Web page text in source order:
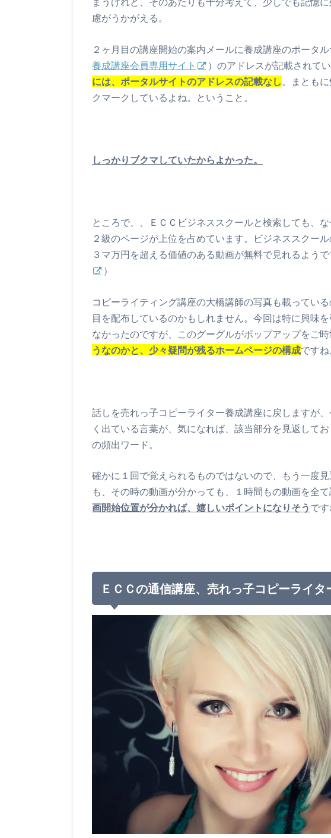
慮がうかがえる。
２ヶ月目の講座開始の案内メールに養成講座のポータ
養成講座会員専用サイト
）のアドレスが記載されてい
には、ポータルサイトのアドレスの記載なし
。まとも
クマークしているよね。ということ。
しっかりブクマしていたからよかった。
ところで、、ＥＣＣビジネススクールと検索しても、
２級のページが上位を占めています。ビジネススクー
３マ万円を超える価値のある動画が無料で見れるよう
）
コピーライティング講座の大橋講師の写真も載ってい
目を配布しているのかもしれません。今回は特に興味
なかったのですが、このグーグルがポップアップをご時
うなのかと、少々疑問が残るホームページの構成ですね
話しを売れっ子コピーライター養成講座に戻しますが
く出ている言葉が、気になれば、該当部分を見返して
の頻出ワード。
確かに１回で覚えられるものではないので、もう一度
も、その時の動画が分かっても、１時間もの動画を全て
画開始位置が分かれば、嬉しいポイントになりそう です
ＥＣＣの通信講座、売れっ子コピーライタ